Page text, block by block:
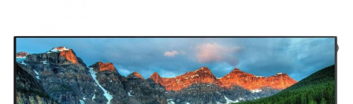
Telefoane & accesorii
Smart Watch
Apple AirTag